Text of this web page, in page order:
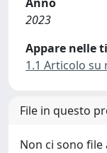
2023
Appare nelle
1.1 Articolo su
File in questo
Non ci sono